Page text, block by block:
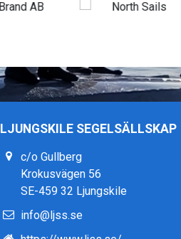
LJUNGSKILE SEGELSÄLLSKAP
c/o Gullberg
Krokusvägen 56
SE-459 32 Ljungskile
info@ljss.se